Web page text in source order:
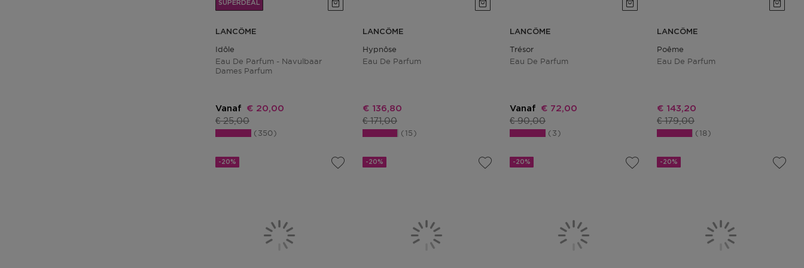
SUPERDEAL
LANCÔME
Idôle
Eau De Parfum - Navulbaar
Dames Parfum
Vanaf Kortingsprijs
€ 20,00
Productprijs
€ 25,00
350
LANCÔME
Hypnôse
Eau De Parfum
Kortingsprijs
€ 136,80
Productprijs
€ 171,00
15
LANCÔME
Trésor
Eau De Parfum
Vanaf Kortingsprijs
€ 72,00
Productprijs
€ 90,00
3
LANCÔME
Poême
Eau De Parfum
Kortingsprijs
€ 143,20
Productprijs
€ 179,00
18
-20% -20% -20% -20%